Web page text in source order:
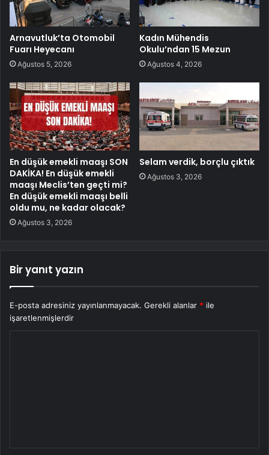
Arnavutluk’ta Otomobil
Fuarı Heyecanı
Ağustos 5, 2026
Kadın Mühendis
Okulu’ndan 15 Mezun
Ağustos 4, 2026
En düşük emekli maaşı SON
DAKİKA! En düşük emekli
maaşı Meclis’ten geçti mi?
En düşük emekli maaşı belli
oldu mu, ne kadar olacak?
Ağustos 3, 2026
Selam verdik, borçlu çıktık
Ağustos 3, 2026
Bir yanıt yazın
E-posta adresiniz yayınlanmayacak. Gerekli alanlar * ile
işaretlenmişlerdir